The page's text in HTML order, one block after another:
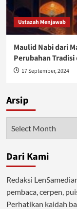
Ustazah Menjawab
Maulid Nabi dari
Perubahan
17 September, 2024
Arsip
Dari Kami
Redaksi
pembaca, cerpen,
Perhatikan kaidah